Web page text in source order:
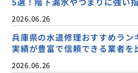
2026.06.26
兵庫県の水道修理おすすめラン
実績が豊富で信頼できる業者を
2026.06.26